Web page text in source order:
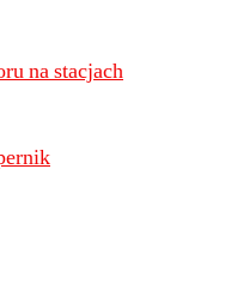
na stacjach